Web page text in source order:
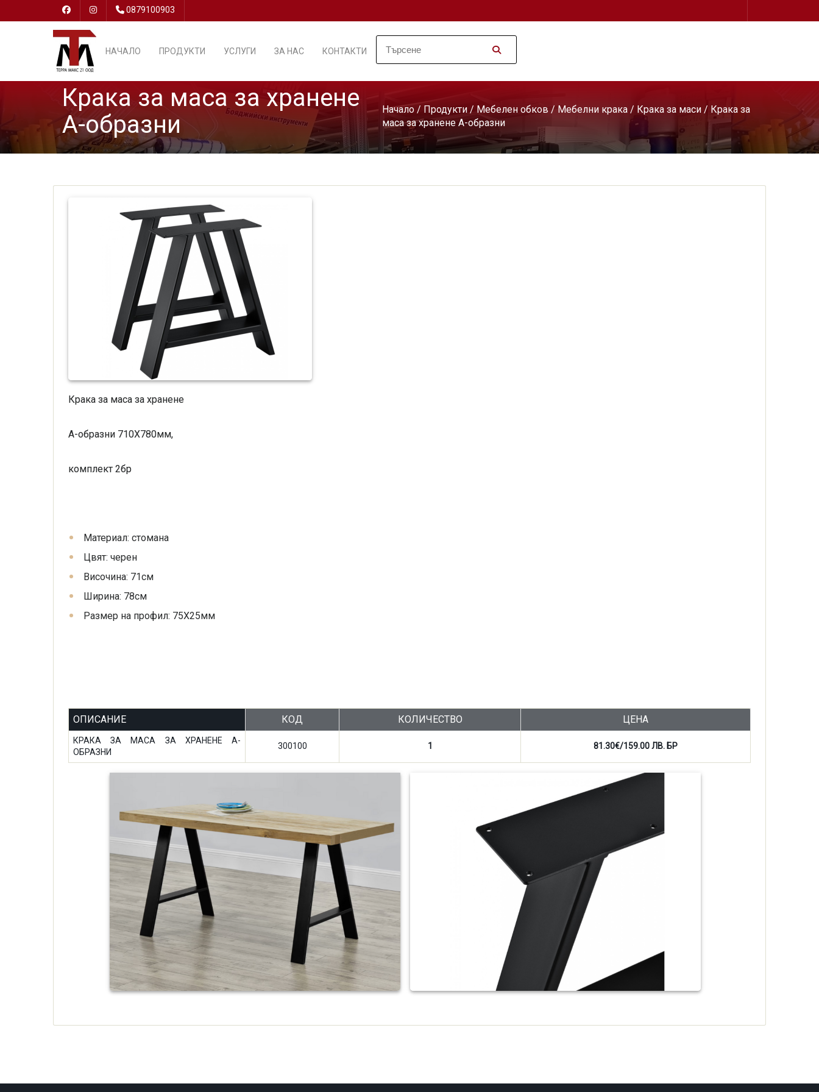
0879100903
НАЧАЛО ПРОДУКТИ УСЛУГИ ЗА НАС КОНТАКТИ
Крака за маса за хранене
A-образни
Начало / Продукти / Мебелен обков / Мебелни крака / Крака за маси / Крака за
маса за хранене A-образни
Крака за маса за хранене
A-образни 710Х780мм,
комплект 2бр
Материал: стомана
Цвят: черен
Височина: 71см
Ширина: 78см
Размер на профил: 75Х25мм
ОПИСАНИЕ КОД КОЛИЧЕСТВО ЦЕНА
КРАКА ЗА МАСА ЗА ХРАНЕНЕ A-
ОБРАЗНИ
300100 1 81.30€/159.00 ЛВ. БР